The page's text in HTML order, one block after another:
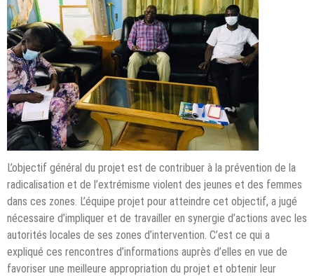
L’objectif général du projet est de contribuer à la prévention de la
radicalisation et de l’extrémisme violent des jeunes et des femmes
dans ces zones. L’équipe projet pour atteindre cet objectif, a jugé
nécessaire d’impliquer et de travailler en synergie d’actions avec les
autorités locales de ses zones d’intervention. C’est ce qui a
expliqué ces rencontres d’informations auprès d’elles en vue de
favoriser une meilleure appropriation du projet et obtenir leur